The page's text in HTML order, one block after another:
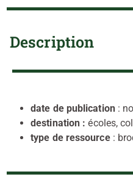
Description
date de publication:
destination :écoles,
type de ressource: